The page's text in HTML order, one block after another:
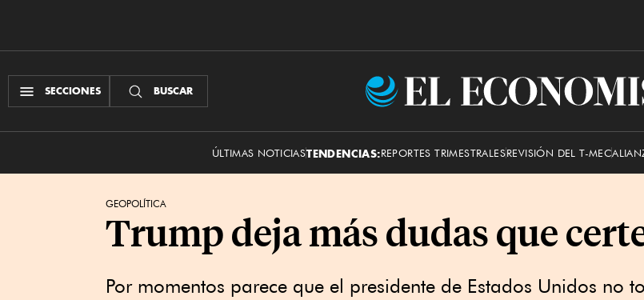
SECCIONES BUSCAR
El
ÚLTIMAS NOTICIASTENDENCIAS:REPORTES TRIMESTRALESREVISIÓN DEL T-MEC
GEOPOLÍTICA
Trump deja más dudas que
Por momentos parece que el presidente de Estados Unidos no